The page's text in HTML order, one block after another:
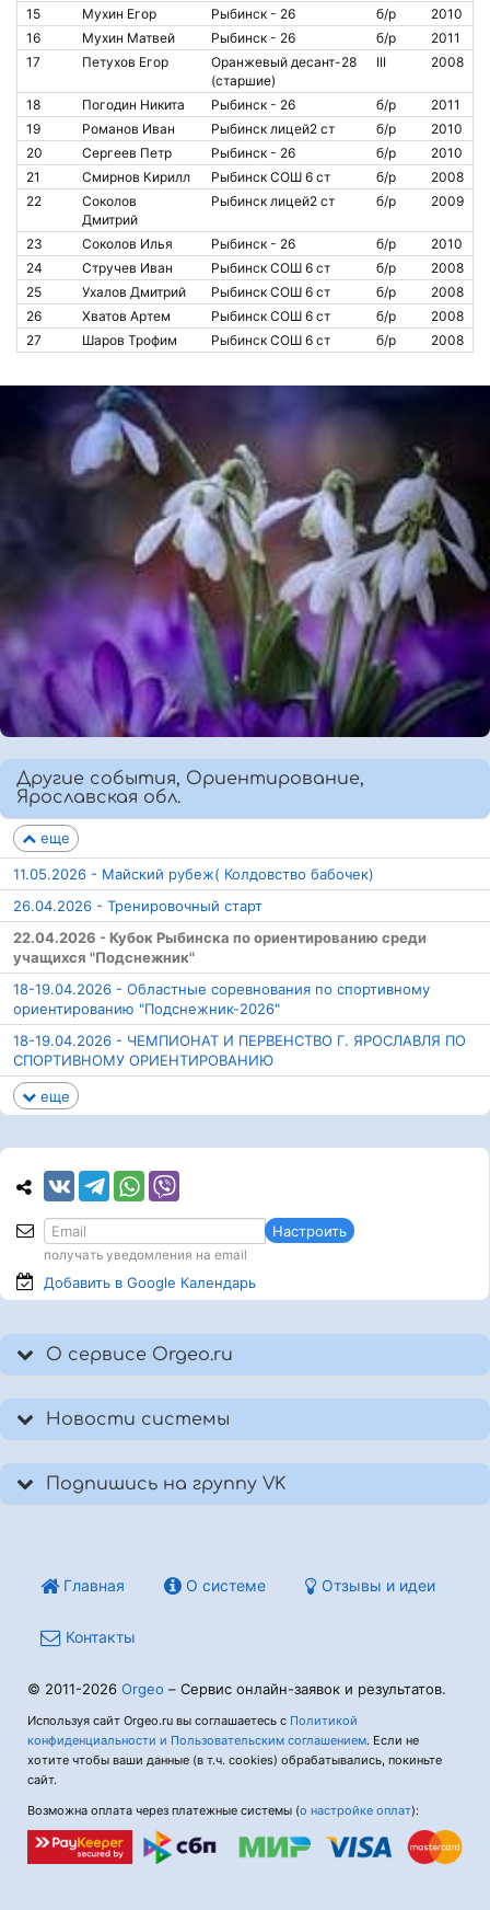
15 Мухин Егор Рыбинск - 26 б/р
2010
16
Мухин Матвей Рыбинск - 26 б/р
2011
17
Петухов Егор
Оранжевый десант-28
(старшие)
III 2008
18 Погодин Никита Рыбинск - 26 б/р
2011
19
Романов Иван Рыбинск лицей2 ст б/р
2010
20
Сергеев Петр Рыбинск - 26 б/р
2010
21
Смирнов Кирилл Рыбинск СОШ 6 ст б/р
2008
22
Соколов
Дмитрий
Рыбинск лицей2 ст б/р 2009
23 Соколов Илья Рыбинск - 26 б/р
2010
24
Стручев Иван Рыбинск СОШ 6 ст б/р
2008
25
Ухалов Дмитрий Рыбинск СОШ 6 ст б/р
2008
26
Хватов Артем Рыбинск СОШ 6 ст б/р
2008
27
Шаров Трофим Рыбинск СОШ 6 ст б/р 2008
Другие события, Ориентирование,
Ярославская обл.
еще
11.05.2026 - Майский рубеж( Колдовство бабочек)
26.04.2026 - Тренировочный старт
22.04.2026 - Кубок Рыбинска по ориентированию среди
учащихся "Подснежник"
18-19.04.2026 - Областные соревнования по спортивному
ориентированию "Подснежник-2026"
18-19.04.2026 - ЧЕМПИОНАТ И ПЕРВЕНСТВО Г. ЯРОСЛАВЛЯ ПО
СПОРТИВНОМУ ОРИЕНТИРОВАНИЮ
еще
Настроить
получать уведомления на email
Добавить в Google Календарь
О сервисе Orgeo.ru
Новости системы
Подпишись на группу VK
Главная О системе Отзывы и идеи
Контакты
© 2011-2026 Orgeo – Сервис онлайн-заявок и результатов.
Используя сайт Orgeo.ru вы соглашаетесь с Политикой
конфиденциальности и Пользовательским соглашением. Если не
хотите чтобы ваши данные (в т.ч. cookies) обрабатывались, покиньте
сайт.
Возможна оплата через платежные системы (о настройке оплат):